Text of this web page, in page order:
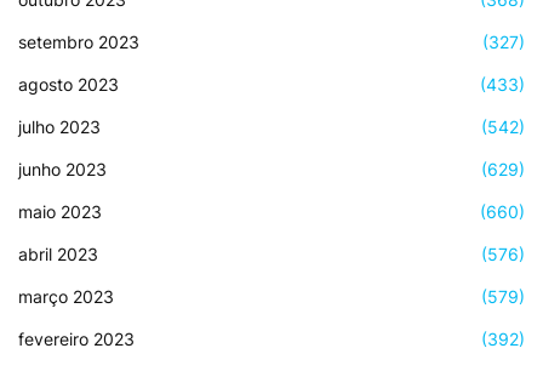
setembro 2023 (327)
agosto 2023 (433)
julho 2023 (542)
junho 2023 (629)
maio 2023 (660)
abril 2023 (576)
março 2023 (579)
fevereiro 2023 (392)